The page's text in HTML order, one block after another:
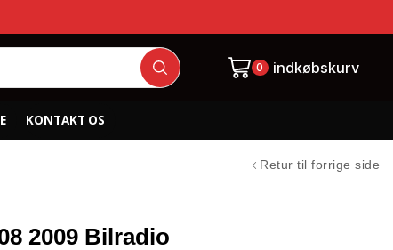
0 indkøbskurv
KONTAKT OS
Retur til forrige side
2009 Bilradio